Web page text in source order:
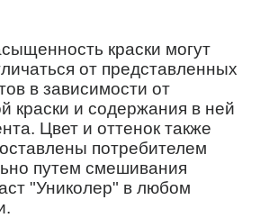
краски могут
от представленных
в зависимости от
краски и содержания в ней
Цвет и оттенок также
потребителем
путем смешивания
"Униколер" в любом